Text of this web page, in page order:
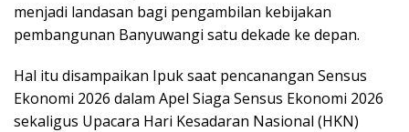
menjadi landasan bagi pengambilan kebijakan
pembangunan Banyuwangi satu dekade ke depan.
Hal itu disampaikan Ipuk saat pencanangan Sensus
Ekonomi 2026 dalam Apel Siaga Sensus Ekonomi 2026
sekaligus Upacara Hari Kesadaran Nasional (HKN)